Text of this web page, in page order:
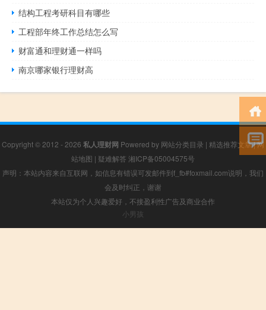
结构工程考研科目有哪些
工程部年终工作总结怎么写
财富通和理财通一样吗
南京哪家银行理财高
Copyright © 2012 - 2026 私人理财网 Powered by 网站分类目录 | 精选推荐文章|网
站地图 | 疑难解答 湘ICP备05004575号
声明：本站内容来自互联网，如信息有错误可发邮件到f_fb#foxmail.com说明，我们
会及时纠正，谢谢
本站仅为个人兴趣爱好，不接盈利性广告及商业合作
小男孩